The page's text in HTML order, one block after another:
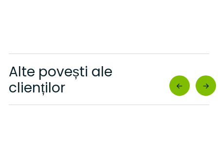
Alte povești ale
clienților